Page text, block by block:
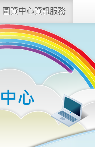
圖資中心資訊服務